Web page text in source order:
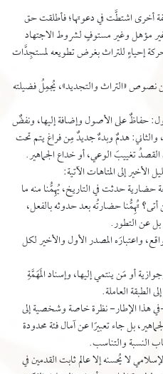
أخرى اشتطَّت في دعوتها؛ فأطلقت حق
مؤهل وغير مستوفٍ لشروط الاجتهاد
إحياءٍ للتراث بغرض تطويعه لمستجِدَّات
نصوص «التراث والتجديد»، يُجمِلُ فضيلته
حفاظٌ على الأصول وإضافة إليها، ونفضٌ
والثاني: هدمٌ وبدءٌ جديدٌ مِن فراغ يتم تحت
تغييبَ الوعي، أو خداع الجماهير.
الأخير إلى المتاهات الآتية:
حضارية حدثت في التاريخ، يُهِمُّنا منه ما
تُهِمُّنا حضارتُه بعد حدوثه بالفعل،
عن التطور.
واعتبارَه المصدر الأول والأخير لكل
أو مَن ينتمي إليها، وإسناد المَهَمَّةِ
الطبقة العاملة.
هذا الإطار- نظرة خاصة وشخصية إلى
بل جاء تعبيرًا عن آمال فئة محدودة
النسبة والتناسب.
لا يُحسنه إلا عالم ثابت القدمين في